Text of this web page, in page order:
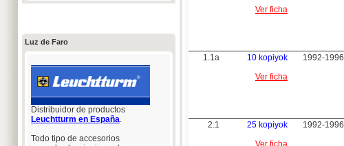
Luz de Faro
Distribuidor de productos
Leuchtturm en España.
Todo tipo de accesorios
Ver ficha
1.1a
10 kopiyok
Ver ficha
1992-1996
2.1
25 kopiyok
Ver ficha
1992-1996